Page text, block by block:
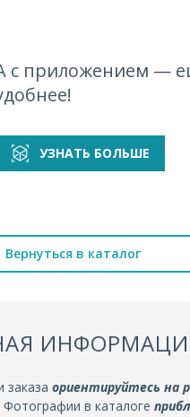
с приложением —
УЗНАТЬ БОЛЬШЕ
Вернуться в каталог
заказа ориентируйтесь на
в каталоге